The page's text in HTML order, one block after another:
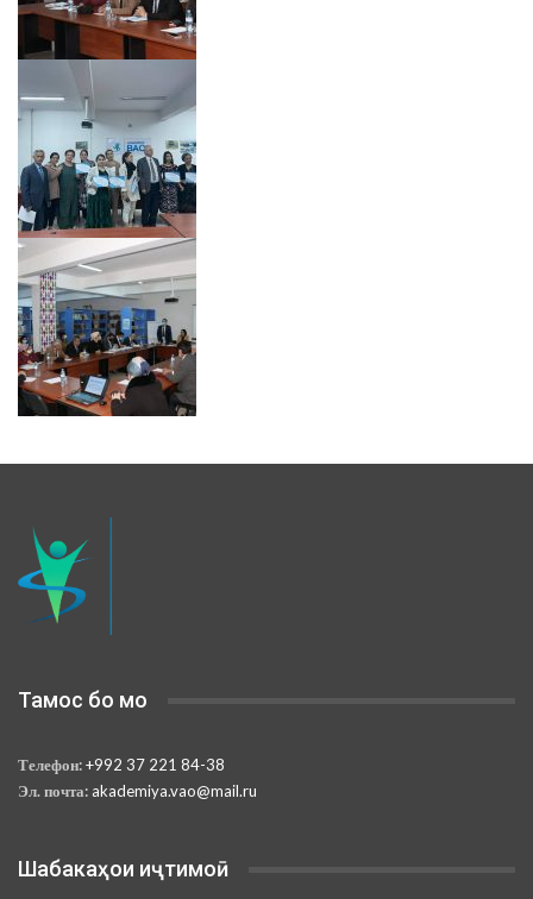
Тамос бо мо
Телефон:+992 37 221 84-38
Эл. почта: akademiya.vao@mail.ru
Шабакаҳои иҷтимоӣ